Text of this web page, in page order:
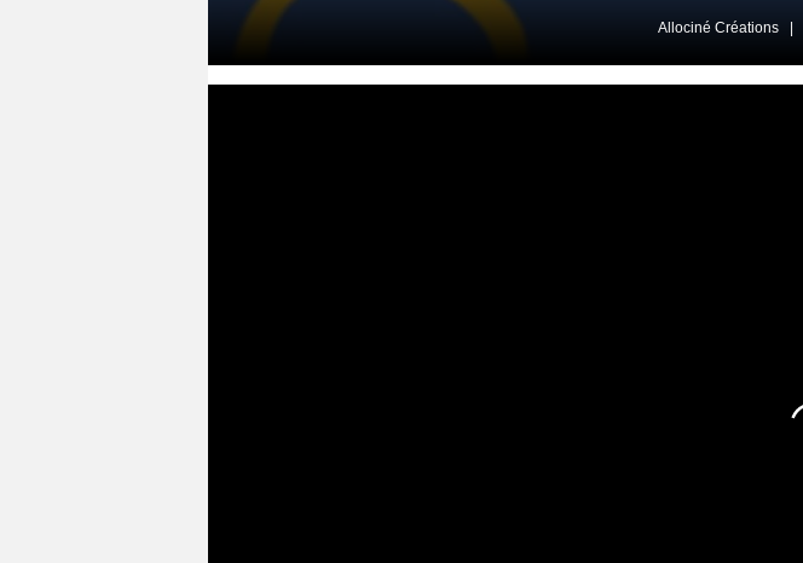
Allociné Créations